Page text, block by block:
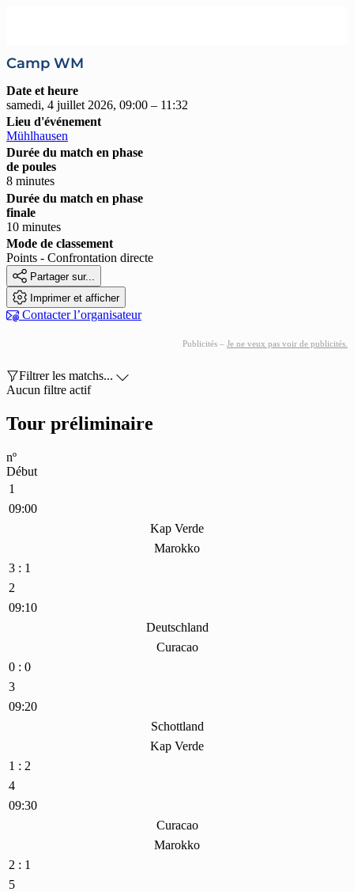
Camp WM
Date et heure
samedi, 4 juillet 2026, 09:00 – 11:32
Lieu d'événement
Mühlhausen
Durée du match en phase
de poules
8 minutes
Durée du match en phase
finale
10 minutes
Mode de classement
Points - Confrontation directe
 Partager sur...
 Imprimer et afficher
 Contacter l’organisateur
Publicités – Je ne veux pas voir de publicités.
Filtrer les matchs... 
Aucun filtre actif
Tour préliminaire
nº
Début
1
09:00
Kap Verde
Marokko
3 : 1
2
09:10
Deutschland
Curacao
0 : 0
3
09:20
Schottland
Kap Verde
1 : 2
4
09:30
Curacao
Marokko
2 : 1
5